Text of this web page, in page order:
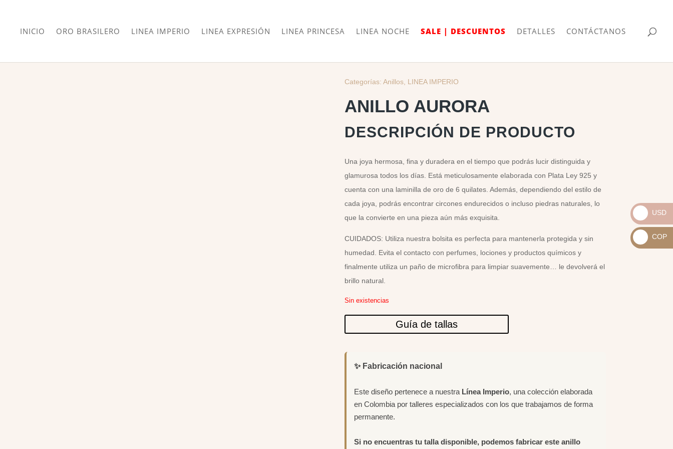
INICIO ORO BRASILERO LINEA IMPERIO LINEA EXPRESIÓN LINEA PRINCESA LINEA NOCHE SALE | DESCUENTOS DETALLES CONTÁCTANOS
Categorías: Anillos LINEA IMPERIO
ANILLO AURORA
DESCRIPCIÓN DE PRODUCTO
Una joya hermosa, fina y duradera en el tiempo que podrás lucir distinguida y
glamurosa todos los días. Está meticulosamente elaborada con Plata Ley 925 y
cuenta con una laminilla de oro de 6 quilates. Además, dependiendo del estilo de
cada joya, podrás encontrar circones endurecidos o incluso piedras naturales, lo
que la convierte en una pieza aún más exquisita.
CUIDADOS: Utiliza nuestra bolsita es perfecta para mantenerla protegida y sin
humedad. Evita el contacto con perfumes, lociones y productos químicos y
finalmente utiliza un paño de microfibra para limpiar suavemente… le devolverá el
brillo natural.
Sin existencias
Guía de tallas
✨ Fabricación nacional
Este diseño pertenece a nuestra Línea Imperio, una colección elaborada
en Colombia por talleres especializados con los que trabajamos de forma
permanente.
Si no encuentras tu talla disponible, podemos fabricar este anillo
_
USD
USD
_
COP